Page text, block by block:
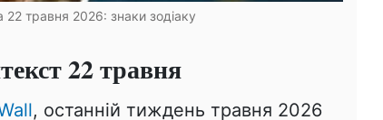
22 травня 2026: знаки зодіаку
22 травня
, останній тиждень травня 2026